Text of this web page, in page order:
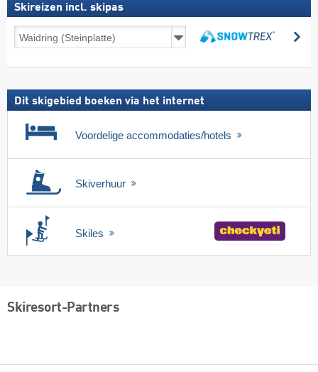
Skireizen incl. skipas
incl.
Dit skigebied boeken via het internet
Voordelige accommodaties/hotels
Skiverhuur
Skiles
Skiresort-Partners